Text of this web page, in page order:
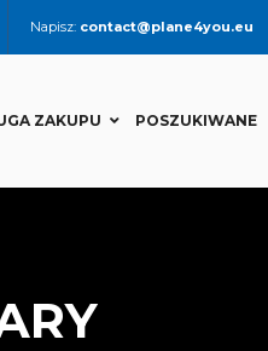
Napisz: contact@plane4you.eu
ZAKUPU POSZUKIWANE